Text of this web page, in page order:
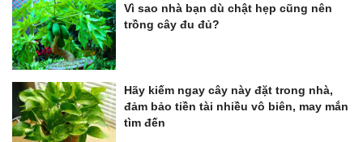
Vì sao nhà bạn dù chật hẹp cũng nên
trồng cây đu đủ?
Hãy kiếm ngay cây này đặt trong nhà,
đảm bảo tiền tài nhiều vô biên, may mắn
tìm đến